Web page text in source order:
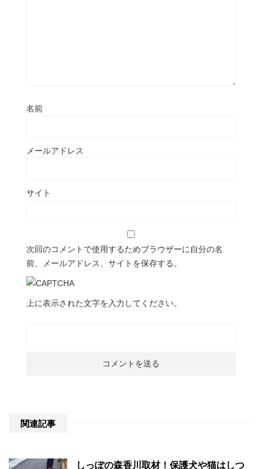
名前
メールアドレス
サイト
次回のコメントで使用するためブラウザーに自分の名
前、メールアドレス、サイトを保存する。
上に表示された文字を入力してください。
関連記事
しっぽの森香川取材！保護犬や猫はしつ